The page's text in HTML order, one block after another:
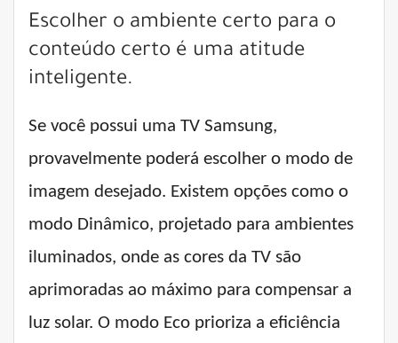
Escolher o ambiente certo para o
conteúdo certo é uma atitude
inteligente.
Se você possui uma TV Samsung,
provavelmente poderá escolher o modo de
imagem desejado. Existem opções como o
modo Dinâmico, projetado para ambientes
iluminados, onde as cores da TV são
aprimoradas ao máximo para compensar a
luz solar. O modo Eco prioriza a eficiência